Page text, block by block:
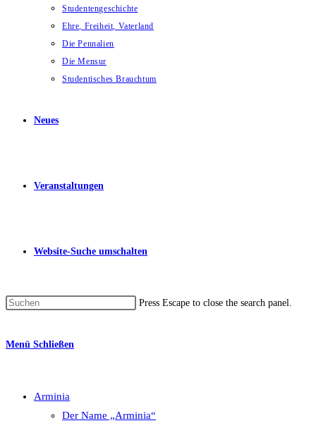
Studentengeschichte
Ehre, Freiheit, Vaterland
Die Pennalien
Die Mensur
Studentisches Brauchtum
Neues
Veranstaltungen
Website-Suche umschalten
Press Escape to close the search panel.
Menü Schließen
Arminia
Der Name „Arminia“